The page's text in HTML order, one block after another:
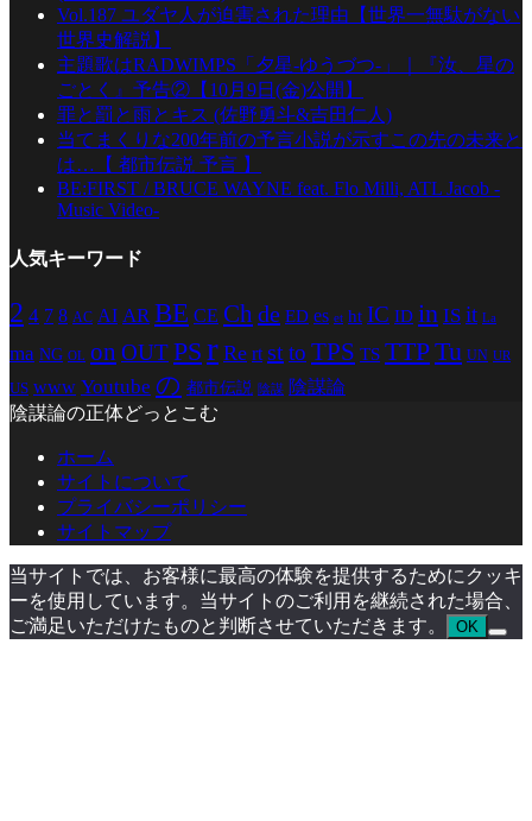
Vol.187 ユダヤ人が迫害された理由【世界一無駄がない
世界史解説】
主題歌はRADWIMPS「夕星-ゆうづつ-」｜『汝、星の
ごとく』予告②【10月9日(金)公開】
罪と罰と雨とキス (佐野勇斗&吉田仁人)
当てまくりな200年前の予言小説が示すこの先の未来と
は…【 都市伝説 予言 】
BE:FIRST / BRUCE WAYNE feat. Flo Milli, ATL Jacob -
Music Video-
人気キーワード
2 4 7 8 AC AI AR BE CE Ch de ED es et ht IC ID in IS it La
ma NG OL on OUTPS r Re rt st to TPS TS TTPTu UN UR
US www Youtube の 都市伝説 陰謀 陰謀論
陰謀論の正体どっとこむ
ホーム
サイトについて
プライバシーポリシー
サイトマップ
当サイトでは、お客様に最高の体験を提供するためにクッキ
ーを使用しています。当サイトのご利用を継続された場合、
ご満足いただけたものと判断させていただきます。
OK